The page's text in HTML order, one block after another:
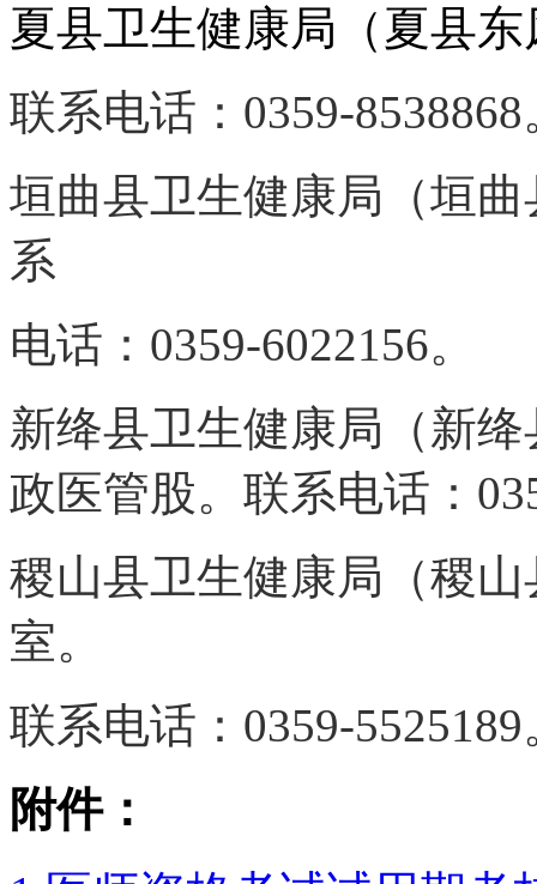
夏县卫生健康局（夏县东
联系电话：0359-8538868
垣曲县卫生健康局（垣
系
电话：0359-6022156。
新绛县卫生健康局（新
政医管股。联系电话：
稷山县卫生健康局（稷
室。
联系电话：0359-5525189
附件：